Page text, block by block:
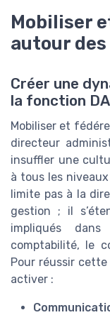
Mobiliser
autour
Créer une
la fonction
Mobiliser et
directeur
insuffler une
à tous les
limite pas à la
gestion ; il
impliqués
comptabilité, le
Pour réussir
activer :